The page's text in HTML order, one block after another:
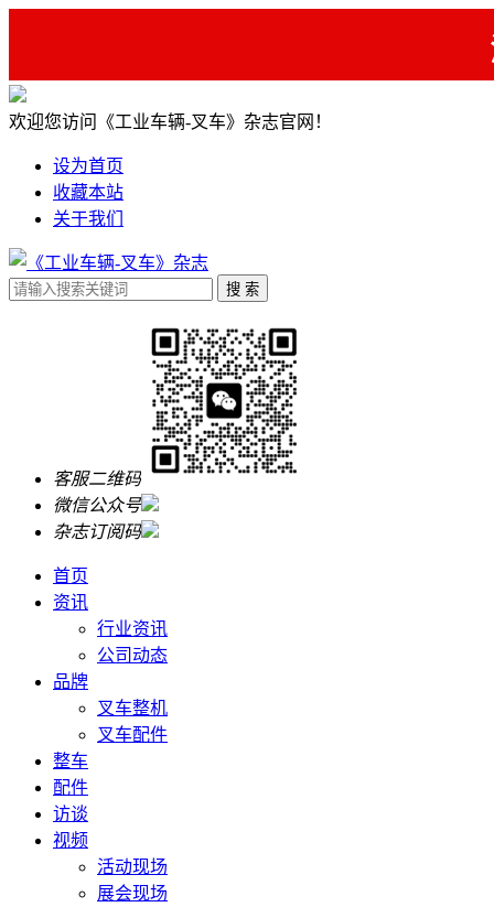
欢迎您访问《工业车辆-叉车》杂志官网！
设为首页
收藏本站
关于我们
客服二维码
微信公众号
杂志订阅码
首页
资讯
行业资讯
公司动态
品牌
叉车整机
叉车配件
整车
配件
访谈
视频
活动现场
展会现场